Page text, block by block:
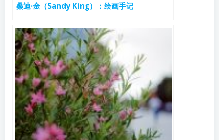
桑迪·金（Sandy King）：绘画手记